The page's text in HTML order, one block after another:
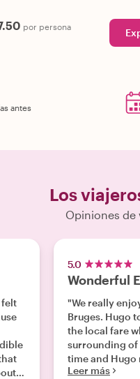
por persona
antes
Los
Opiniones de
5.0
Wonderful
"We really
Bruges. Hugo
the local fare
surrounding of
time and Hugo
Leer más